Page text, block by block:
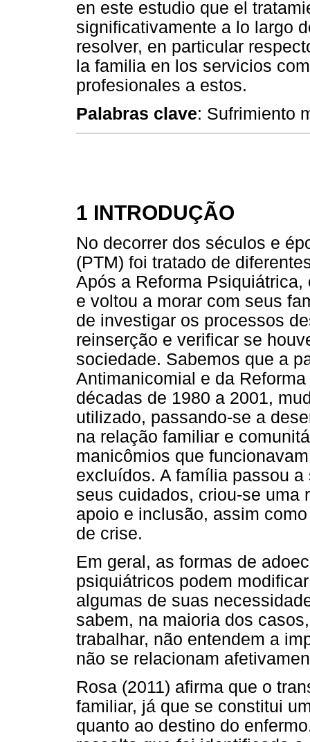
en este estudio que el
significativamente a lo largo
resolver, en particular
la familia en los servicios
profesionales a estos.
Palabras clave: Sufrimiento
1 INTRODUÇÃO
No decorrer dos séculos e
(PTM) foi tratado de
Após a Reforma
e voltou a morar com seus
de investigar os processos
reinserção e verificar se
sociedade. Sabemos que a
Antimanicomial e da
décadas de 1980 a 2001,
utilizado, passando-se a
na relação familiar e
manicômios que
excluídos. A família passou
seus cuidados, criou-se uma
apoio e inclusão, assim
de crise.
Em geral, as formas de
psiquiátricos podem
algumas de suas
sabem, na maioria dos
trabalhar, não entendem a
não se relacionam
Rosa (2011) afirma que o
familiar, já que se constitui
quanto ao destino do